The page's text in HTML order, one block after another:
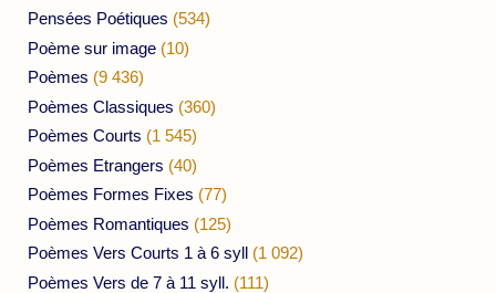
Pensées Poétiques (534)
Poème sur image (10)
Poèmes (9 436)
Poèmes Classiques (360)
Poèmes Courts (1 545)
Poèmes Etrangers (40)
Poèmes Formes Fixes (77)
Poèmes Romantiques (125)
Poèmes Vers Courts 1 à 6 syll (1 092)
Poèmes Vers de 7 à 11 syll. (111)